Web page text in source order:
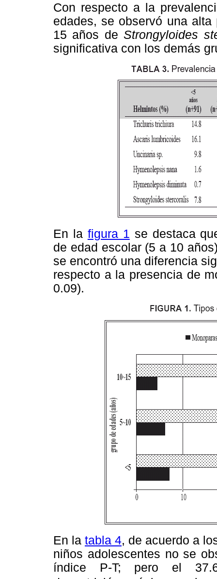
Con respecto a la
edades, se observó una
15 años deStrongyloides
significativa con los demás
En la figura 1 se destaca
de edad escolar (5 a 10
se encontró una diferencia
respecto a la presencia de
0.09).
En la tabla 4, de acuerdo a
niños adolescentes no se
índice P-T; pero el